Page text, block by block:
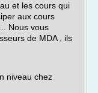
et les cours qui
aux cours
Nous vous
de MDA , ils
niveau chez